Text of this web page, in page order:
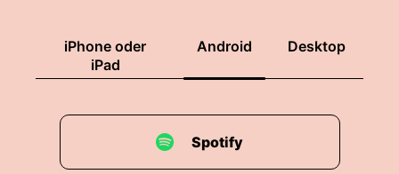
iPhone oder
iPad
Android Desktop
Spotify